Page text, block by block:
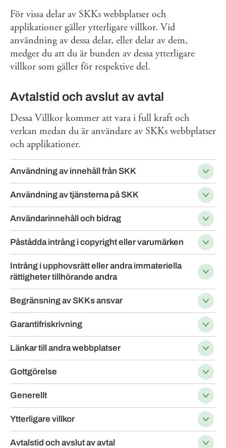
För vissa delar av SKKs webbplatser och
applikationer gäller ytterligare villkor. Vid
användning av dessa delar, eller delar av dem,
medger du att du är bunden av dessa ytterligare
villkor som gäller för respektive del.
Avtalstid och avslut av avtal
Dessa Villkor kommer att vara i full kraft och
verkan medan du är användare av SKKs webbplatser
och applikationer.
Användning av innehåll från SKK
Användning av tjänsterna på SKK
Användarinnehåll och bidrag
Påstådda intrång i copyright eller varumärken
Intrång i upphovsrätt eller andra immateriella
rättigheter tillhörande andra
Begränsning av SKKs ansvar
Garantifriskrivning
Länkar till andra webbplatser
Gottgörelse
Generellt
Ytterligare villkor
Avtalstid och avslut av avtal